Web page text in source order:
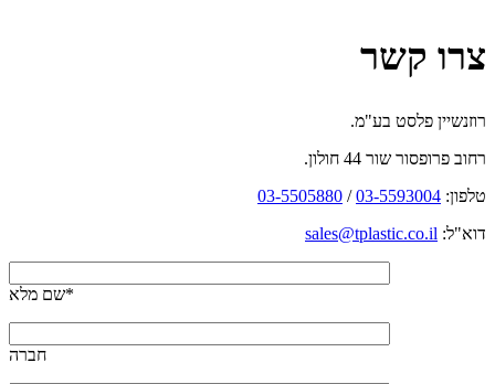
צרו קשר
רוזנשיין פלסט בע"מ.
רחוב פרופסור שור 44 חולון.
טלפון: 03-5593004
/
03-5505880
דוא"ל: sales@tplastic.co.il
שם מלא*
חברה